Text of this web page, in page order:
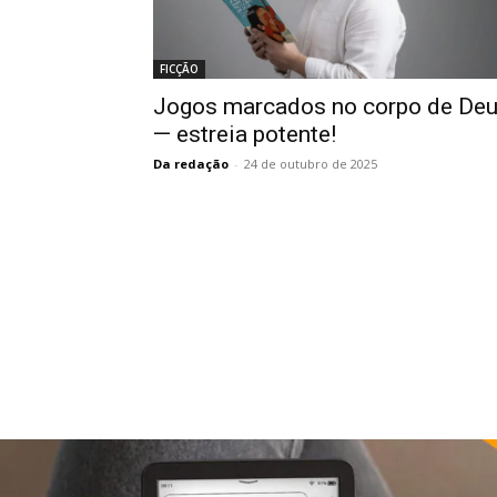
FICÇÃO
Jogos marcados no corpo de
— estreia potente!
Da redação - 24 de outubro de 2025